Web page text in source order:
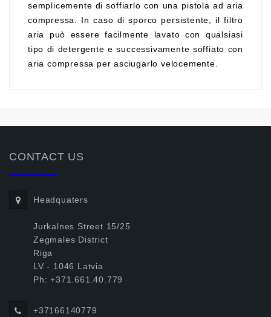
semplicemente di soffiarlo con una pistola ad aria
compressa. In caso di sporco persistente, il filtro
aria può essere facilmente lavato con qualsiasi
tipo di detergente e successivamente soffiato con
aria compressa per asciugarlo velocemente.
CONTACT US
Headquaters
Jurkalnes Street 15/25
Zegmales District
Riga
LV - 1046 Latvia
Ph: +371.661.40.779
+37166140779